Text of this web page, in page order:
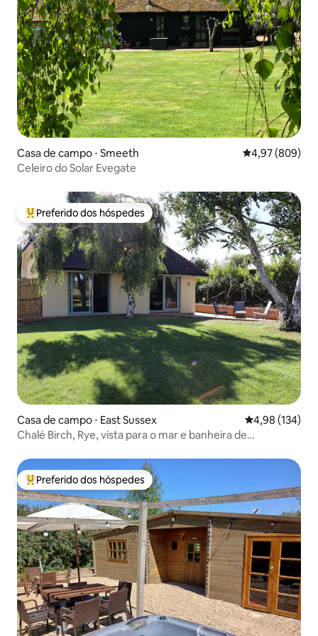
Casa de campo ⋅ Smeeth 4,97 de uma
4,97 (809)
Celeiro do Solar Evegate
Entre os melhores preferidos dos hóspedes
Preferido dos hóspedes
Casa de campo ⋅ East Sussex 4,98 de uma
4,98 (134)
Chalé Birch, Rye, vista para o mar e banheira de
Entre os melhores preferidos dos hóspedes
Preferido dos hóspedes